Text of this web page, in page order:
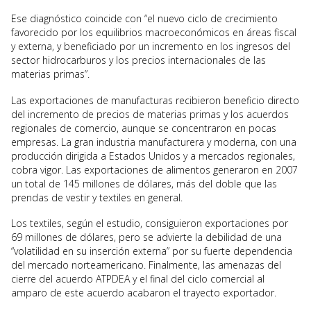
Ese diagnóstico coincide con “el nuevo ciclo de crecimiento
favorecido por los equilibrios macroeconómicos en áreas fiscal
y externa, y beneficiado por un incremento en los ingresos del
sector hidrocarburos y los precios internacionales de las
materias primas”.
Las exportaciones de manufacturas recibieron beneficio directo
del incremento de precios de materias primas y los acuerdos
regionales de comercio, aunque se concentraron en pocas
empresas. La gran industria manufacturera y moderna, con una
producción dirigida a Estados Unidos y a mercados regionales,
cobra vigor. Las exportaciones de alimentos generaron en 2007
un total de 145 millones de dólares, más del doble que las
prendas de vestir y textiles en general.
Los textiles, según el estudio, consiguieron exportaciones por
69 millones de dólares, pero se advierte la debilidad de una
“volatilidad en su inserción externa” por su fuerte dependencia
del mercado norteamericano. Finalmente, las amenazas del
cierre del acuerdo ATPDEA y el final del ciclo comercial al
amparo de este acuerdo acabaron el trayecto exportador.